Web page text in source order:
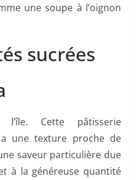
une soupe à l’oignon
sucrées
l’île. Cette pâtisserie
une texture proche de
saveur particulière due
à la généreuse quantité